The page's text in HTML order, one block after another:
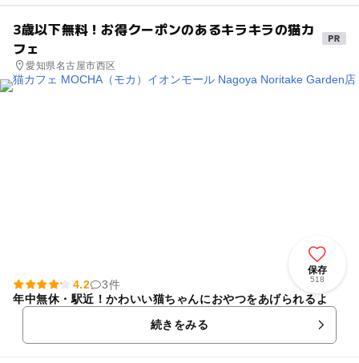
いただけるよう準備中。撮影スポットとしても人気です。 ③BBQ 開催
期間 火曜日定休を除く毎日 料金 3,000円～ 大人数でも少人数でも
対応可能。みんなで炭火を囲む囲炉裏エリア、キャンプ風リッチなグリル
エリアからお選びいただけま す。 予約方法 愛知牧場公式LI
NEおともだち登録からリッチメニューにて 名古屋市のお隣日進市にある
ここ愛知牧場は、アクセス良好で電車でお越しの方 名鉄豊田線（地下鉄鶴
3歳以下無料！お得クーポンのあるキラキラの猫カ
フェ
愛知県名古屋市西区
保存
518
4.2
3件
年中無休・駅近！かわいい猫ちゃんにおやつをあげられるよ
続きをみる